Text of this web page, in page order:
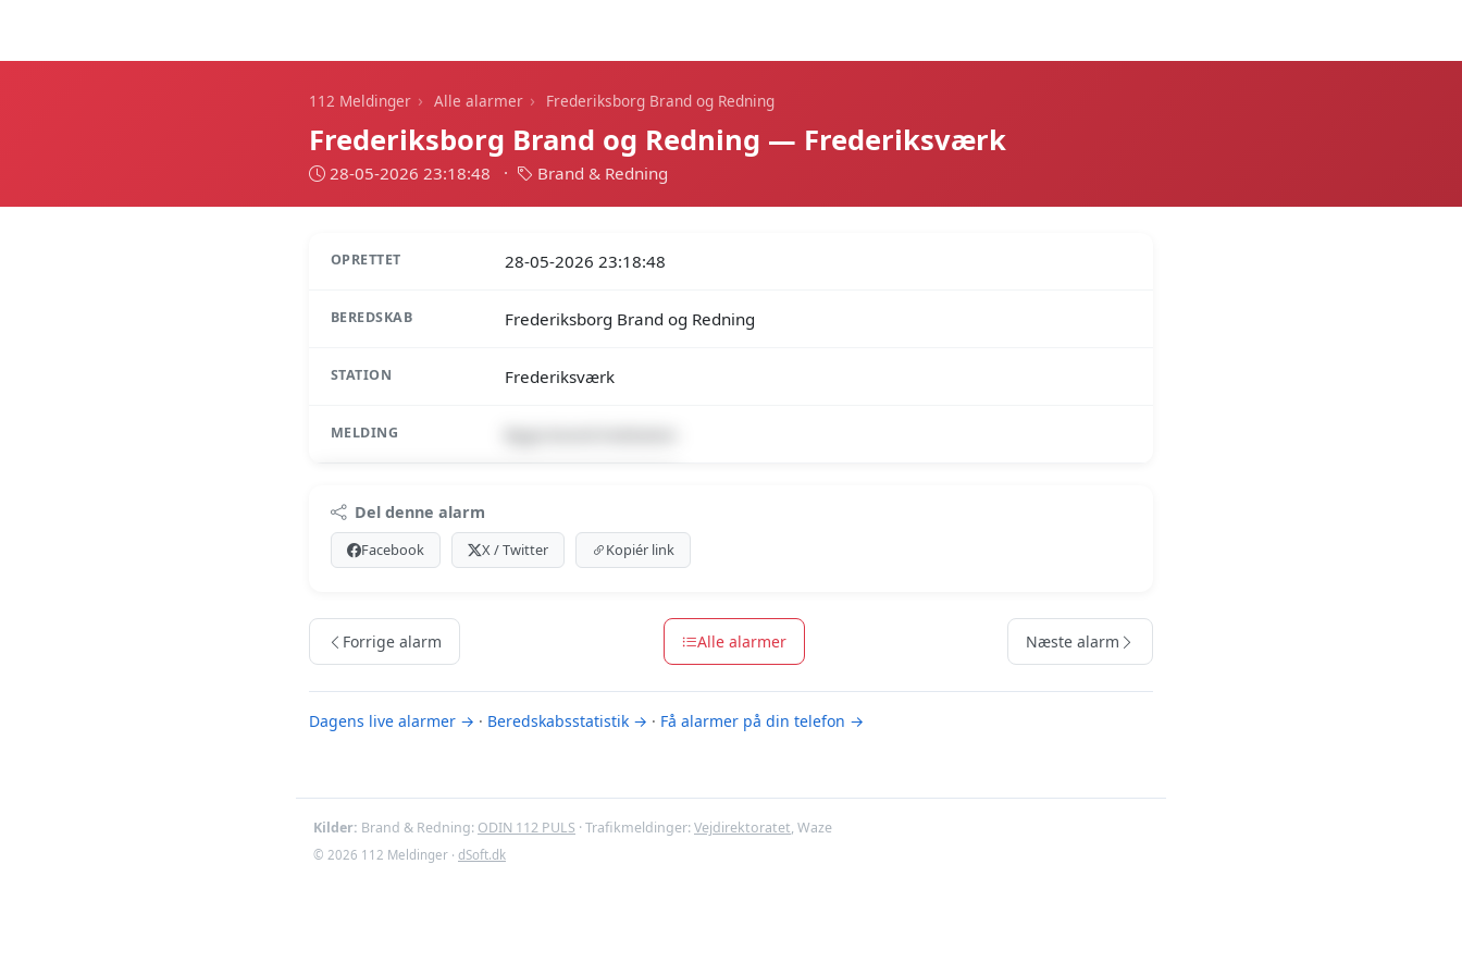
112 Meldinger › Alle alarmer › Frederiksborg Brand og Redning
Frederiksborg Brand og Redning — Frederiksværk
28-05-2026 23:18:48 · Brand & Redning
OPRETTET 28-05-2026 23:18:48
BEREDSKAB Frederiksborg Brand og Redning
STATION Frederiksværk
MELDING
Premium indhold
Log ind med Premium for at se meldingen.
Se Premium-muligheder
Del denne alarm
Facebook X / Twitter Kopiér link
Forrige alarm Alle alarmer Næste alarm
Dagens live alarmer → · Beredskabsstatistik → · Få alarmer på din telefon →
Kilder: Brand & Redning: ODIN 112 PULS · Trafikmeldinger:Vejdirektoratet, Waze
© 2026 112 Meldinger · dSoft.dk